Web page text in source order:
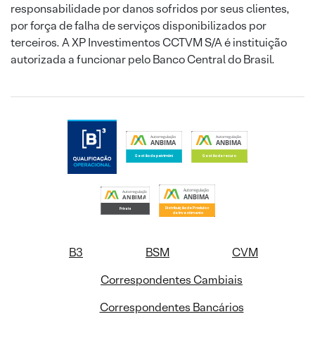
responsabilidade por danos sofridos por seus clientes,
por força de falha de serviços disponibilizados por
terceiros. A XP Investimentos CCTVM S/A é instituição
autorizada a funcionar pelo Banco Central do Brasil.
B3 BSM
CVM
Correspondentes Cambiais
Correspondentes Bancários